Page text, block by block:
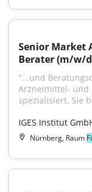
Senior Market
Berater (m/w/
"...und
Arzneimittel-
spezialisiert. Sie
IGES Institut
Nürnberg, Raum